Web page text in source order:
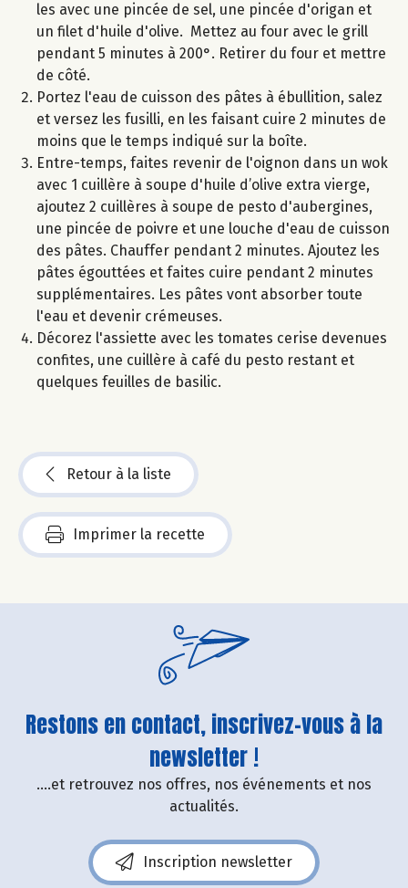
les avec une pincée de sel, une pincée d'origan et
un filet d'huile d'olive. Mettez au four avec le grill
pendant 5 minutes à 200°. Retirer du four et mettre
de côté.
Portez l'eau de cuisson des pâtes à ébullition, salez
et versez les fusilli, en les faisant cuire 2 minutes de
moins que le temps indiqué sur la boîte.
Entre-temps, faites revenir de l'oignon dans un wok
avec 1 cuillère à soupe d'huile d’olive extra vierge,
ajoutez 2 cuillères à soupe de pesto d'aubergines,
une pincée de poivre et une louche d'eau de cuisson
des pâtes. Chauffer pendant 2 minutes. Ajoutez les
pâtes égouttées et faites cuire pendant 2 minutes
supplémentaires. Les pâtes vont absorber toute
l'eau et devenir crémeuses.
Décorez l'assiette avec les tomates cerise devenues
confites, une cuillère à café du pesto restant et
quelques feuilles de basilic.
Retour à la liste
Imprimer la recette
Restons en contact, inscrivez-vous à la
newsletter !
....et retrouvez nos offres, nos événements et nos
actualités.
Inscription newsletter